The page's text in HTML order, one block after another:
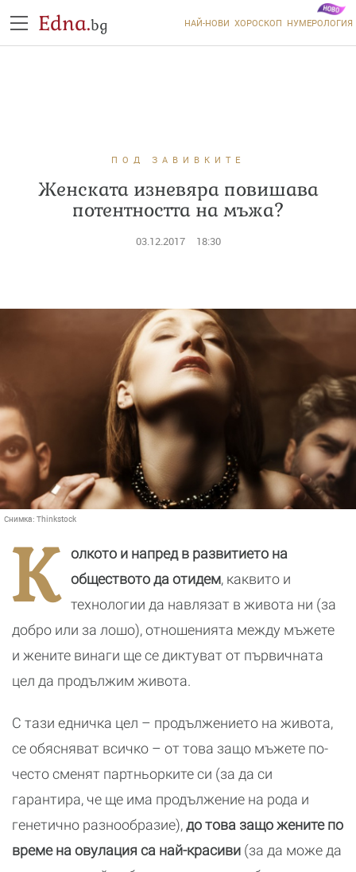
Edna.bg НАЙ-НОВИ ХОРОСКОП НУМЕРОЛОГИЯ
ПОД ЗАВИВКИТЕ
Женската изневяра повишава
потентността на мъжа?
03.12.2017 18:30
Снимка: Thinkstock
К
олкото и напред в развитието на
обществото да отидем, каквито и
технологии да навлязат в живота ни (за
добро или за лошо), отношенията между мъжете
и жените винаги ще се диктуват от първичната
цел да продължим живота.
С тази едничка цел – продължението на живота,
се обясняват всичко – от това защо мъжете по-
често сменят партньорките си (за да си
гарантира, че ще има продължение на рода и
генетично разнообразие),до това защо жените по
време на овулация са най-красиви (за да може да